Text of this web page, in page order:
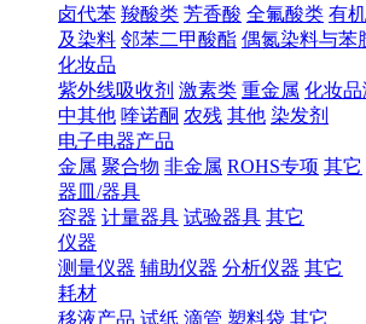
卤代苯 羧酸类 芳香酸 全氟酸类 有
及染料 邻苯二甲酸酯 偶氮染料与苯
化妆品
紫外线吸收剂 激素类 重金属 化妆
中其他 喹诺酮 农残 其他 染发剂
电子电器产品
金属 聚合物 非金属 ROHS专项 其它
器皿/器具
容器 计量器具 试验器具 其它
仪器
测量仪器 辅助仪器 分析仪器 其它
耗材
移液产品 试纸 滴管 塑料袋 其它